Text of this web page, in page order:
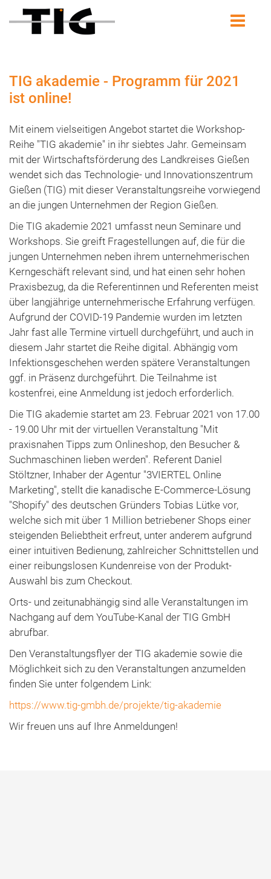
TIG akademie - Programm für 2021
ist online!
Mit einem vielseitigen Angebot startet die Workshop-
Reihe "TIG akademie" in ihr siebtes Jahr. Gemeinsam
mit der Wirtschaftsförderung des Landkreises Gießen
wendet sich das Technologie- und Innovationszentrum
Gießen (TIG) mit dieser Veranstaltungsreihe vorwiegend
an die jungen Unternehmen der Region Gießen.
Die TIG akademie 2021 umfasst neun Seminare und
Workshops. Sie greift Fragestellungen auf, die für die
jungen Unternehmen neben ihrem unternehmerischen
Kerngeschäft relevant sind, und hat einen sehr hohen
Praxisbezug, da die Referentinnen und Referenten meist
über langjährige unternehmerische Erfahrung verfügen.
Aufgrund der COVID-19 Pandemie wurden im letzten
Jahr fast alle Termine virtuell durchgeführt, und auch in
diesem Jahr startet die Reihe digital. Abhängig vom
Infektionsgeschehen werden spätere Veranstaltungen
ggf. in Präsenz durchgeführt. Die Teilnahme ist
kostenfrei, eine Anmeldung ist jedoch erforderlich.
Die TIG akademie startet am 23. Februar 2021 von 17.00
- 19.00 Uhr mit der virtuellen Veranstaltung "Mit
praxisnahen Tipps zum Onlineshop, den Besucher &
Suchmaschinen lieben werden". Referent Daniel
Stöltzner, Inhaber der Agentur "3VIERTEL Online
Marketing", stellt die kanadische E-Commerce-Lösung
"Shopify" des deutschen Gründers Tobias Lütke vor,
welche sich mit über 1 Million betriebener Shops einer
steigenden Beliebtheit erfreut, unter anderem aufgrund
einer intuitiven Bedienung, zahlreicher Schnittstellen und
einer reibungslosen Kundenreise von der Produkt-
Auswahl bis zum Checkout.
Orts- und zeitunabhängig sind alle Veranstaltungen im
Nachgang auf dem YouTube-Kanal der TIG GmbH
abrufbar.
Den Veranstaltungsflyer der TIG akademie sowie die
Möglichkeit sich zu den Veranstaltungen anzumelden
finden Sie unter folgendem Link:
https://www.tig-gmbh.de/projekte/tig-akademie
Wir freuen uns auf Ihre Anmeldungen!